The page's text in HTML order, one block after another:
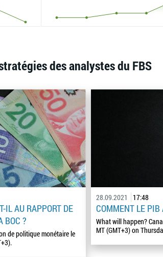
des analystes du FBS
IL AU RAPPORT DE
BOC ?
de politique monétaire le
28.09.2021 17:48
COMMENT LE PIB
What will happen?
MT (GMT+3) on